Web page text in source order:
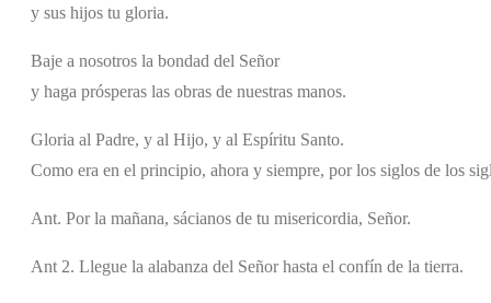
y sus hijos tu gloria.
Baje a nosotros la bondad del Señor
y haga prósperas las obras de nuestras manos.
Gloria al Padre, y al Hijo, y al Espíritu Santo.
Como era en el principio, ahora y siempre, por los siglos de los
Ant. Por la mañana, sácianos de tu misericordia, Señor.
Ant 2. Llegue la alabanza del Señor hasta el confín de la tierra.